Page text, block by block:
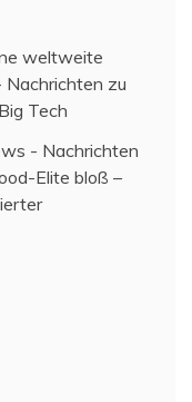
weltweite
zu
Tech
- Nachrichten
Elite bloß –